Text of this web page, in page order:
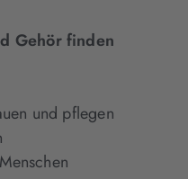
Gehör finden
und pflegen